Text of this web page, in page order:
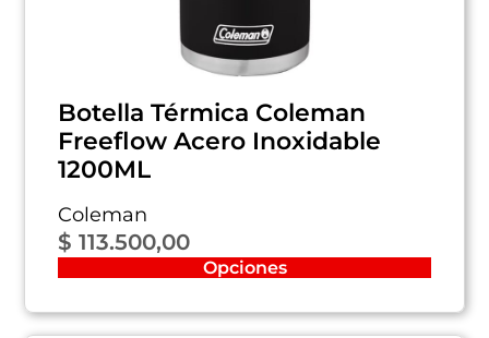
Botella Térmica Coleman
Freeflow Acero Inoxidable
1200ML
Coleman
$ 113.500,00
Opciones